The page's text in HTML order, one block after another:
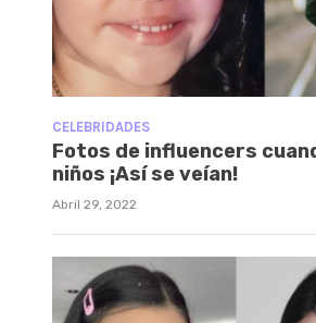
CELEBRIDADES
Fotos de influencers
niños ¡Así se veían!
Abril 29, 2022